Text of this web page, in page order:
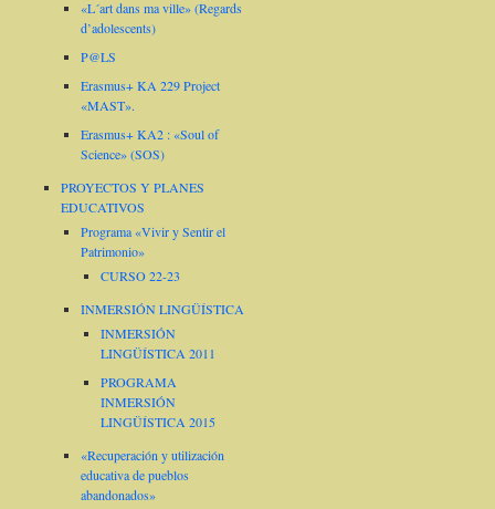
«L´art dans ma ville» (Regards
d’adolescents)
P@LS
Erasmus+ KA 229 Project
«MAST».
Erasmus+ KA2 : «Soul of
Science» (SOS)
PROYECTOS Y PLANES
EDUCATIVOS
Programa «Vivir y Sentir el
Patrimonio»
CURSO 22-23
INMERSIÓN LINGÜÍSTICA
INMERSIÓN
LINGÜÍSTICA 2011
PROGRAMA
INMERSIÓN
LINGÜÍSTICA 2015
«Recuperación y utilización
educativa de pueblos
abandonados»